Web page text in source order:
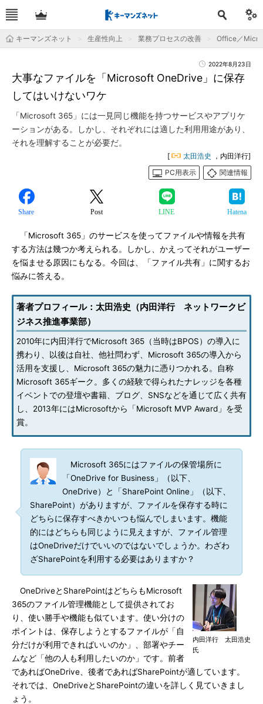
キーマンズネット 生産性向上 業務プロセスの改善 Office／
2022年8月23日
大事なファイルを「Microsoft OneDrive」に保存
してはいけないワケ
「Microsoft 365」には一見同じ機能を持つサービスやアプリケ
ーションがある。しかし、それぞれには適した利用用途があり、
それを理解することが必要だ。
[ 太田浩史
，内田洋行]
PC用表示
関連情報
Share Post LINE Hatena
「Microsoft 365」のサービスを使ってファイルや情報を共有
する方法は幾つか考えられる。しかし、かえってそれがユーザー
を悩ませる原因にもなる。今回は、「ファイル共有」に関するお
悩みに答える。
著者プロフィール：太田浩史（内田洋行 ネットワークビ
ジネス推進事業部）
2010年に内田洋行でMicrosoft 365（当時はBPOS）の導入に
携わり、以後は自社、他社問わず、Microsoft 365の導入から
活用を支援し、Microsoft 365の魅力に憑りつかれる。自称
Microsoft 365ギーク。多くの経験で得られたナレッジを各種
イベントでの登壇や書籍、ブログ、SNSなどを通じて広く共有
し、2013年にはMicrosoftから「Microsoft MVP Award」を受
賞。
Microsoft 365にはファイルの保管場所に
「OneDrive for Business」（以下、
OneDrive）と「SharePoint Online」（以下、
SharePoint）がありますが、ファイルを保存する時に
どちらに保存すべきかいつも悩んでしまいます。機能
的にはどちらも同じように見えますが、ファイル管理
はOneDriveだけでいいのではないでしょうか。わざわ
ざSharePointを利用する必要はありますか？
内田洋行 太田浩史
氏
OneDriveとSharePointはどちらもMicrosoft
365のファイル管理機能として提供されてお
り、使い勝手や機能も似ています。使い分けの
ポイントは、保存しようとするファイルが「自
分だけが利用できればいいのか」、部署やチー
ムなど「他の人も利用したいのか」です。前者
であればOneDrive、後者であればSharePointが適しています。
それでは、OneDriveとSharePointの違いを詳しく見ていきまし
ょう。